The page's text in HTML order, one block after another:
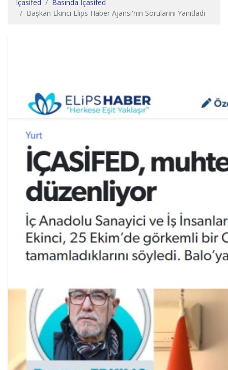
Içasifed
Basında Içasifed
Başkan Ekinci Elips Haber Ajansı'nın Sorularını Yanıtladı